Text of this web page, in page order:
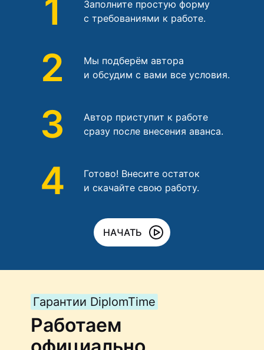
1
Заполните простую форму
с требованиями к работе.
2
Мы подберём автора
и обсудим с вами все условия.
3
Автор приступит к работе
сразу после внесения аванса.
4
Готово! Внесите остаток
и скачайте свою работу.
НАЧАТЬ
Гарантии DiplomTime
Работаем